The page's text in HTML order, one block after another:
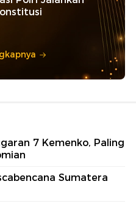
7 Kemenko, Paling
Sumatera